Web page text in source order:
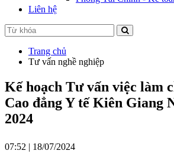
Liên hệ
Trang chủ
Tư vấn nghề nghiệp
Kế hoạch Tư vấn việc làm
Cao đẳng Y tế Kiên Giang
2024
07:52 | 18/07/2024